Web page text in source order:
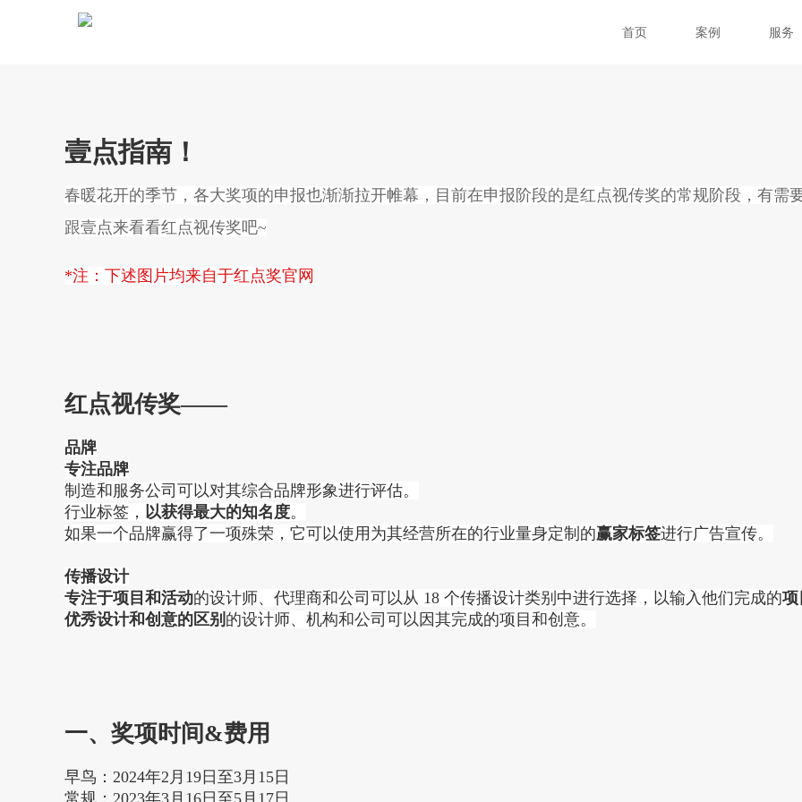
首页 案例 服务
壹点指南！
春暖花开的季节，各大奖项的申报也渐渐拉开帷幕，目前在申报阶段的是红点视传奖的常规阶段，有需
跟壹点来看看红点视传奖吧~
*注：下述图片均来自于红点奖官网
红点视传奖——
品牌
专注品牌
制造和服务公司可以对其综合品牌形象进行评估。
行业标签， 以获得最大的知名度。
如果一个品牌赢得了一项殊荣，它可以使用为其经营所在的行业量身定制的赢家标签进行广告宣传。
传播设计
专注于项目和活动的设计师、代理商和公司可以从 18 个传播设计类别中进行选择，以输入他们完成的项
优秀设计和创意的区别 的设计师、机构和公司可以因其完成的项目和创意。
一、奖项时间&费用
早鸟：2024年2月19日至3月15日
常规：2023年3月16日至5月17日